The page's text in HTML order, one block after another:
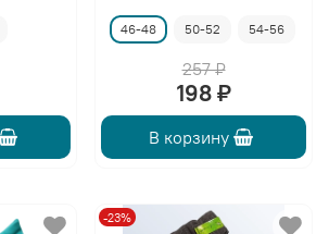
46-48 50-52 54-56
257 ₽
198 ₽
В корзину
-23%